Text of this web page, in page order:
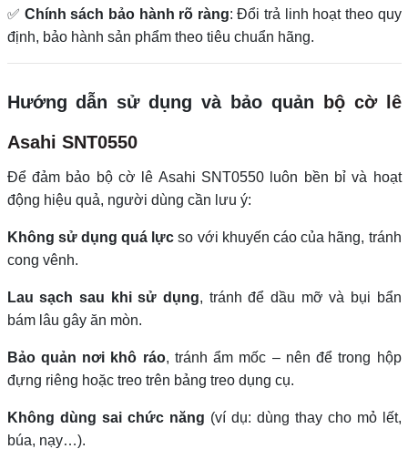
✅ Chính sách bảo hành rõ ràng: Đổi trả linh hoạt theo quy
định, bảo hành sản phẩm theo tiêu chuẩn hãng.
Hướng dẫn sử dụng và bảo quản
bộ cờ lê
Asahi SNT0550
Để đảm bảo bộ cờ lê Asahi SNT0550 luôn bền bỉ và hoạt
động hiệu quả, người dùng cần lưu ý:
Không sử dụng quá lực so với khuyến cáo của hãng, tránh
cong vênh.
Lau sạch sau khi sử dụng, tránh để dầu mỡ và bụi bẩn
bám lâu gây ăn mòn.
Bảo quản nơi khô ráo, tránh ẩm mốc – nên để trong hộp
đựng riêng hoặc treo trên bảng treo dụng cụ.
Không dùng sai chức năng (ví dụ: dùng thay cho mỏ lết,
búa, nạy…).